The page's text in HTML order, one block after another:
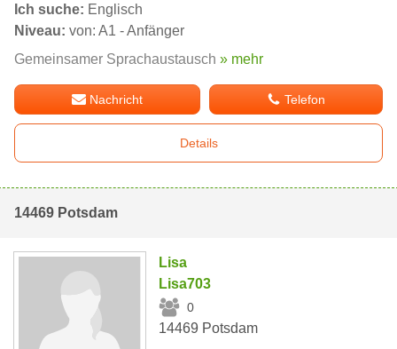
Ich suche: Englisch
Niveau: von: A1 - Anfänger
Gemeinsamer Sprachaustausch » mehr
Nachricht Telefon
Details
14469 Potsdam
Lisa
Lisa703
0
14469 Potsdam